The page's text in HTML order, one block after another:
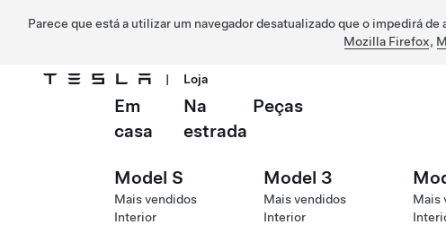
Parece que está a utilizar um navegador desatualizado que o impedirá
Mozilla Firefox,
Ir para o conteúdo principal
| Loja
Em
casa
Na
estrada
Peças
Model S
Mais vendidos
Interior
Model 3
Mais vendidos
Interior
Mais